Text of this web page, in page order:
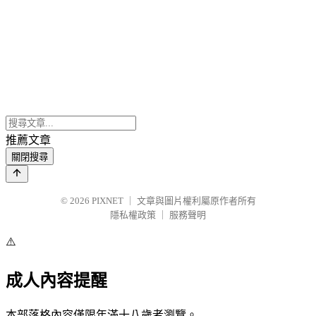
推薦文章
關閉搜尋
© 2026 PIXNET
文章與圖片權利屬原作者所有
隱私權政策
服務聲明
⚠️
成人內容提醒